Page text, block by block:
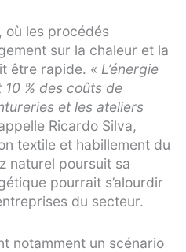
, où les procédés
sur la chaleur et la
être rapide. « L’énergie
% des coûts de
et les ateliers
Ricardo Silva,
textile et habillement du
naturel poursuit sa
pourrait s’alourdir
du secteur.
notamment un scénario